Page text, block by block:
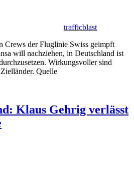
trafficblast
Crews der Fluglinie Swiss geimpft
will nachziehen, in Deutschland ist
Wirkungsvoller sind
Quelle
Klaus Gehrig verlässt